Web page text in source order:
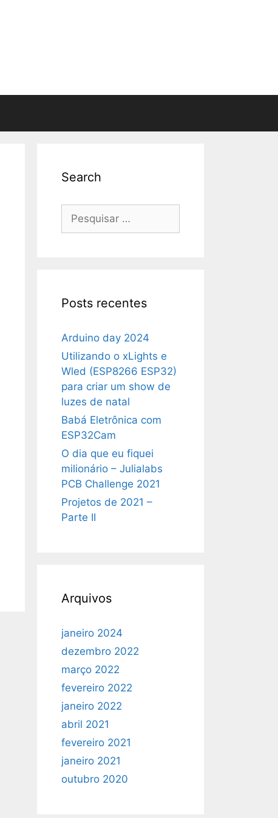
Search
Pesquisar
Posts recentes
Arduino day 2024
Utilizando o xLights e
Wled (ESP8266 ESP32)
para criar um show de
luzes de natal
Babá Eletrônica com
ESP32Cam
O dia que eu fiquei
milionário – Julialabs
PCB Challenge 2021
Projetos de 2021 –
Parte II
Arquivos
janeiro 2024
dezembro 2022
março 2022
fevereiro 2022
janeiro 2022
abril 2021
fevereiro 2021
janeiro 2021
outubro 2020